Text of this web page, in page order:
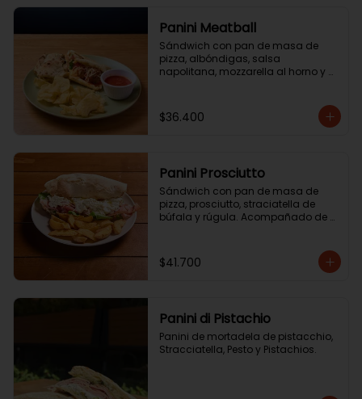
Panini Meatball
Sándwich con pan de masa de
pizza, albóndigas, salsa
napolitana, mozzarella al horno y
$36.400
Panini Prosciutto
Sándwich con pan de masa de
pizza, prosciutto, straciatella de
búfala y rúgula. Acompañado de
$41.700
Panini di Pistachio
Panini de mortadela de pistacchio,
Stracciatella, Pesto y Pistachios.